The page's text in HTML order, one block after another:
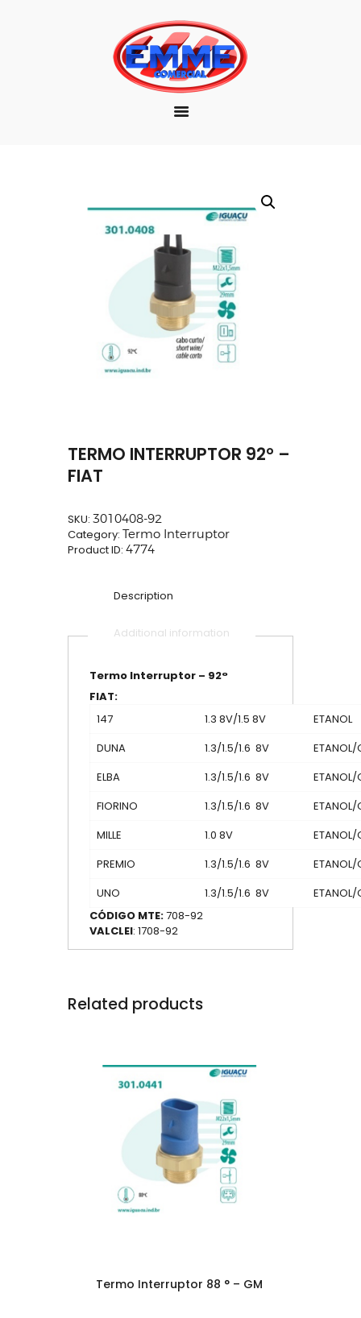
EMPRESA
MARCAS
PRODUTOS
TERMO INTERRUPTOR 92° –
FIAT
SKU: 3010408-92
Category: Termo Interruptor
Product ID: 4774
Description
Additional information
Termo Interruptor – 92°
FIAT:
147
1.3 8V/1.5 8V
ETANOL
DUNA
1.3/1.5/1.6 8V
ETANOL/
ELBA
1.3/1.5/1.6 8V
ETANOL/
FIORINO
1.3/1.5/1.6 8V
ETANOL/
MILLE
1.0 8V
ETANOL/
PREMIO
1.3/1.5/1.6 8V
ETANOL/
UNO
1.3/1.5/1.6 8V
ETANOL/
CÓDIGO MTE:708-92
VALCLEI: 1708-92
Related products
Termo Interruptor 88 ° – GM